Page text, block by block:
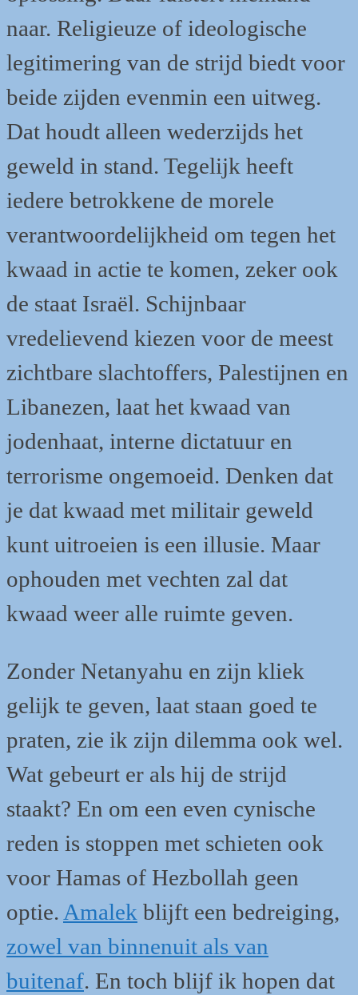
naar. Religieuze of ideologische
legitimering van de strijd biedt voor
beide zijden evenmin een uitweg.
Dat houdt alleen wederzijds het
geweld in stand. Tegelijk heeft
iedere betrokkene de morele
verantwoordelijkheid om tegen het
kwaad in actie te komen, zeker ook
de staat Israël. Schijnbaar
vredelievend kiezen voor de meest
zichtbare slachtoffers, Palestijnen en
Libanezen, laat het kwaad van
jodenhaat, interne dictatuur en
terrorisme ongemoeid. Denken dat
je dat kwaad met militair geweld
kunt uitroeien is een illusie. Maar
ophouden met vechten zal dat
kwaad weer alle ruimte geven.
Zonder Netanyahu en zijn kliek
gelijk te geven, laat staan goed te
praten, zie ik zijn dilemma ook wel.
Wat gebeurt er als hij de strijd
staakt? En om een even cynische
reden is stoppen met schieten ook
voor Hamas of Hezbollah geen
optie. Amalek blijft een bedreiging,
zowel van binnenuit als van
buitenaf. En toch blijf ik hopen dat